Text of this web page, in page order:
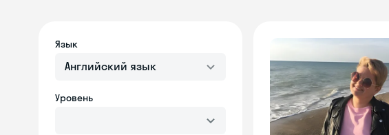
Язык
Английский язык
Уровень